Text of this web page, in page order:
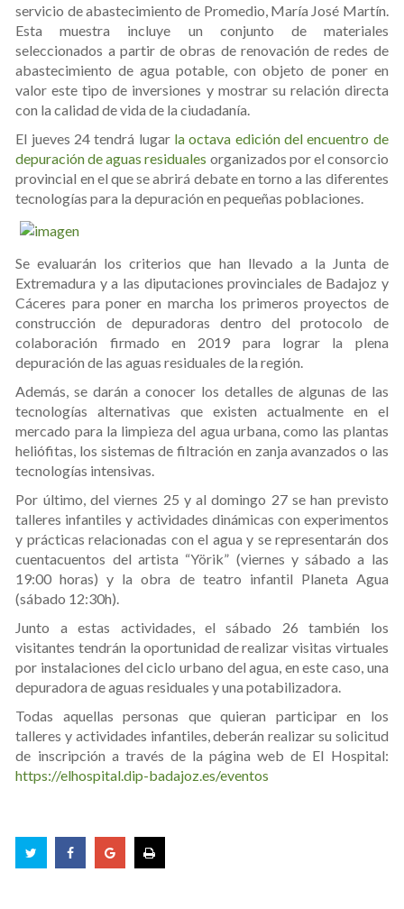
servicio de abastecimiento de Promedio, María José Martín.
Esta muestra incluye un conjunto de materiales
seleccionados a partir de obras de renovación de redes de
abastecimiento de agua potable, con objeto de poner en
valor este tipo de inversiones y mostrar su relación directa
con la calidad de vida de la ciudadanía.
El jueves 24 tendrá lugarla octava edición del encuentro de
depuración de aguas residuales organizados por el consorcio
provincial en el que se abrirá debate en torno a las diferentes
tecnologías para la depuración en pequeñas poblaciones.
Se evaluarán los criterios que han llevado a la Junta de
Extremadura y a las diputaciones provinciales de Badajoz y
Cáceres para poner en marcha los primeros proyectos de
construcción de depuradoras dentro del protocolo de
colaboración firmado en 2019 para lograr la plena
depuración de las aguas residuales de la región.
Además, se darán a conocer los detalles de algunas de las
tecnologías alternativas que existen actualmente en el
mercado para la limpieza del agua urbana, como las plantas
heliófitas, los sistemas de filtración en zanja avanzados o las
tecnologías intensivas.
Por último, del viernes 25 y al domingo 27 se han previsto
talleres infantiles y actividades dinámicas con experimentos
y prácticas relacionadas con el agua y se representarán dos
cuentacuentos del artista “Yörik” (viernes y sábado a las
19:00 horas) y la obra de teatro infantil Planeta Agua
(sábado 12:30h).
Junto a estas actividades, el sábado 26 también los
visitantes tendrán la oportunidad de realizar visitas virtuales
por instalaciones del ciclo urbano del agua, en este caso, una
depuradora de aguas residuales y una potabilizadora.
Todas aquellas personas que quieran participar en los
talleres y actividades infantiles, deberán realizar su solicitud
de inscripción a través de la página web de El Hospital:
https://elhospital.dip-badajoz.es/eventos